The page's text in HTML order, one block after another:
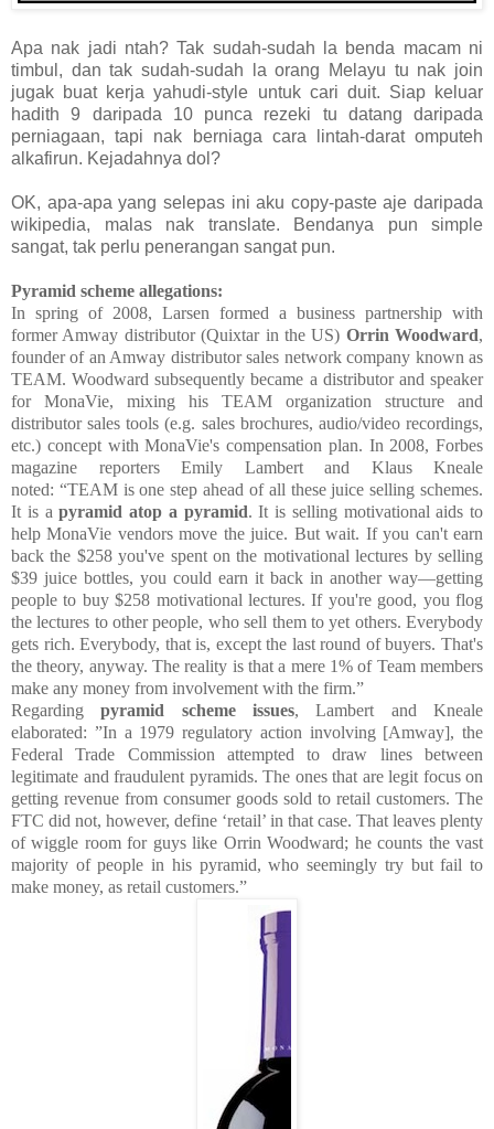
Apa nak jadi ntah? Tak sudah-sudah la benda macam ni
timbul, dan tak sudah-sudah la orang Melayu tu nak join
jugak buat kerja yahudi-style untuk cari duit. Siap keluar
hadith 9 daripada 10 punca rezeki tu datang daripada
perniagaan, tapi nak berniaga cara lintah-darat omputeh
alkafirun. Kejadahnya dol?
OK, apa-apa yang selepas ini aku copy-paste aje daripada
wikipedia, malas nak translate. Bendanya pun simple
sangat, tak perlu penerangan sangat pun.
Pyramid scheme allegations:
In spring of 2008, Larsen formed a business partnership with
former Amway distributor (Quixtar in the US) Orrin Woodward,
founder of an Amway distributor sales network company known as
TEAM. Woodward subsequently became a distributor and speaker
for MonaVie, mixing his TEAM organization structure and
distributor sales tools (e.g. sales brochures, audio/video recordings,
etc.) concept with MonaVie's compensation plan. In 2008, Forbes
magazine reporters Emily Lambert and Klaus Kneale
noted: “TEAM is one step ahead of all these juice selling schemes.
It is apyramid atop a pyramid. It is selling motivational aids to
help MonaVie vendors move the juice. But wait. If you can't earn
back the $258 you've spent on the motivational lectures by selling
$39 juice bottles, you could earn it back in another way—getting
people to buy $258 motivational lectures. If you're good, you flog
the lectures to other people, who sell them to yet others. Everybody
gets rich. Everybody, that is, except the last round of buyers. That's
the theory, anyway. The reality is that a mere 1% of Team members
make any money from involvement with the firm.”
Regardingpyramid scheme issues, Lambert and Kneale
elaborated: ”In a 1979 regulatory action involving [Amway], the
Federal Trade Commission attempted to draw lines between
legitimate and fraudulent pyramids. The ones that are legit focus on
getting revenue from consumer goods sold to retail customers. The
FTC did not, however, define ‘retail’ in that case. That leaves plenty
of wiggle room for guys like Orrin Woodward; he counts the vast
majority of people in his pyramid, who seemingly try but fail to
make money, as retail customers.”